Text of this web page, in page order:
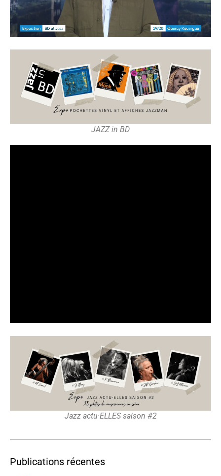
JAZZ in BD
Jazz actu·ELLES saison #2
Publications récentes